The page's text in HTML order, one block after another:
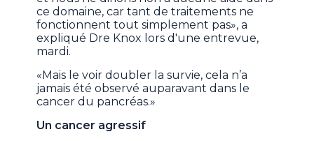
ce domaine, car tant de traitements ne
fonctionnent tout simplement pas», a
expliqué Dre Knox lors d'une entrevue,
mardi.
«Mais le voir doubler la survie, cela n’a
jamais été observé auparavant dans le
cancer du pancréas.»
Un cancer agressif